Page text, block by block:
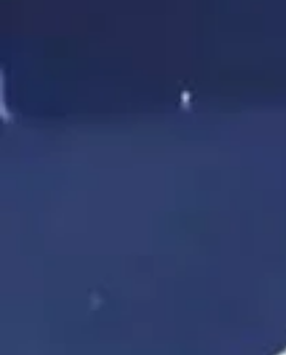
← Back to login